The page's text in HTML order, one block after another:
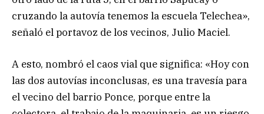
cruzando la autovía tenemos la escuela Telechea»,
señaló el portavoz de los vecinos, Julio Maciel.
A esto, nombró el caos vial que significa: «Hoy con
las dos autovías inconclusas, es una travesía para
el vecino del barrio Ponce, porque entre la